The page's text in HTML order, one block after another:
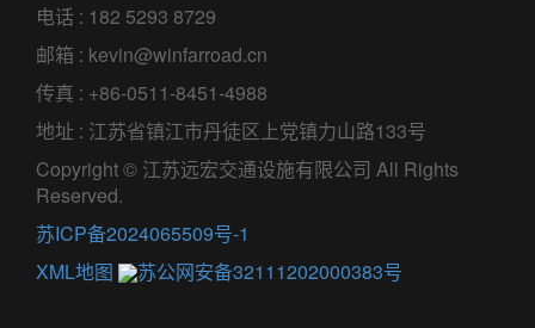
电话 : 182 5293 8729
邮箱 : kevin@winfarroad.cn
传真 : +86-0511-8451-4988
地址 : 江苏省镇江市丹徒区上党镇力山路133号
Copyright © 江苏远宏交通设施有限公司 All Rights
Reserved.
苏ICP备2024065509号-1
XML地图
苏公网安备32111202000383号